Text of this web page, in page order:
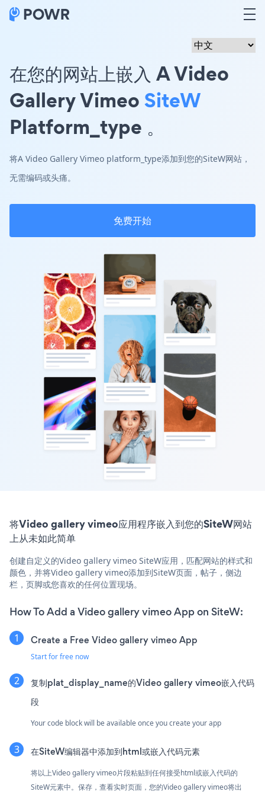
在您的网站上嵌入 A Video
Gallery VimeoSiteW
Platform_type 。
将A Video Gallery Vimeo platform_type添加到您的SiteW网站，
无需编码或头痛。
免费开始
将Video gallery vimeo应用程序嵌入到您的SiteW网站
上从未如此简单
创建自定义的Video gallery vimeo SiteW应用，匹配网站的样式和
颜色，并将Video gallery vimeo添加到SiteW页面，帖子，侧边
栏，页脚或您喜欢的任何位置现场。
How To Add a Video gallery vimeo App on SiteW:
Create a Free Video gallery vimeo App
Start for free now
复制plat_display_name的Video gallery vimeo嵌入代码
段
Your code block will be available once you create your app
在SiteW编辑器中添加到html或嵌入代码元素
将以上Video gallery vimeo片段粘贴到任何接受html或嵌入代码的
SiteW元素中。保存，查看实时页面，您的Video gallery vimeo将出